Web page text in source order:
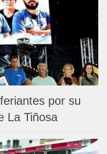
por su
La Tiñosa